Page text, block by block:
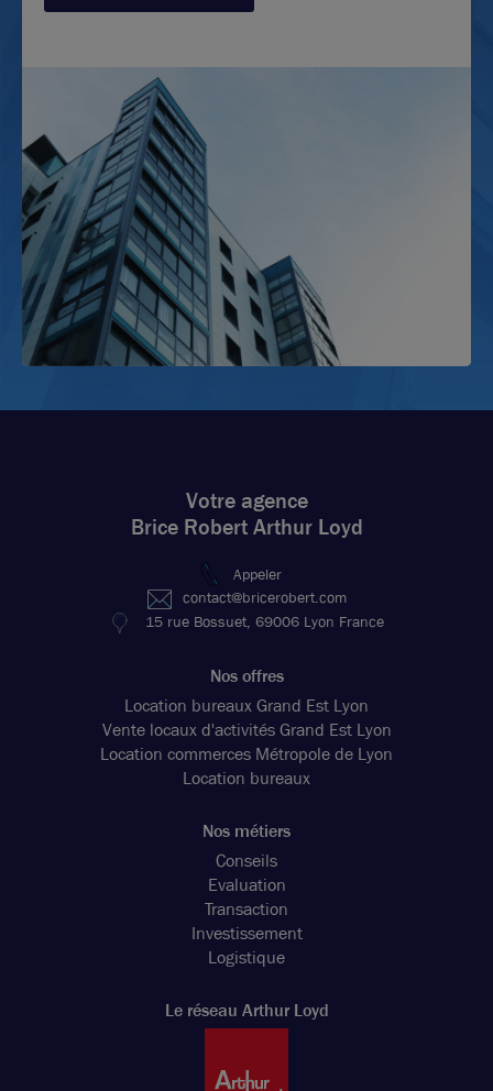
Votre agence
Brice Robert Arthur Loyd
Appeler
contact@bricerobert.com
15 rue Bossuet, 69006 Lyon France
Nos offres
Location bureaux Grand Est Lyon
Vente locaux d'activités Grand Est Lyon
Location commerces Métropole de Lyon
Location bureaux
Nos métiers
Conseils
Evaluation
Transaction
Investissement
Logistique
Le réseau Arthur Loyd